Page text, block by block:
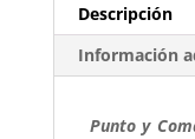
Descripción
Información
Punto y